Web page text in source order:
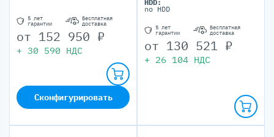
5 лет
гарантии
Бесплатная
доставка
от 152 950 ₽
+ 30 590 НДС
Сконфигурировать
HDD:
no HDD
5 лет
гарантии
Бесплатная
доставка
от 130 521 ₽
+ 26 104 НДС